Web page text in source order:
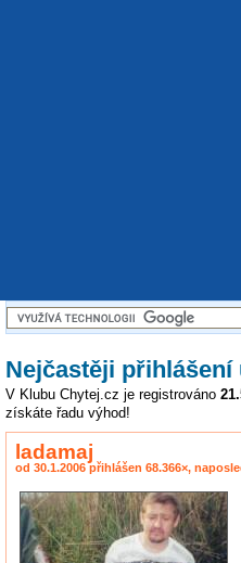
Nejčastěji přihlášení
V Klubu Chytej.cz je registrováno
získáte řadu výhod!
ladamaj
od 30.1.2006 přihlášen 68.366×,